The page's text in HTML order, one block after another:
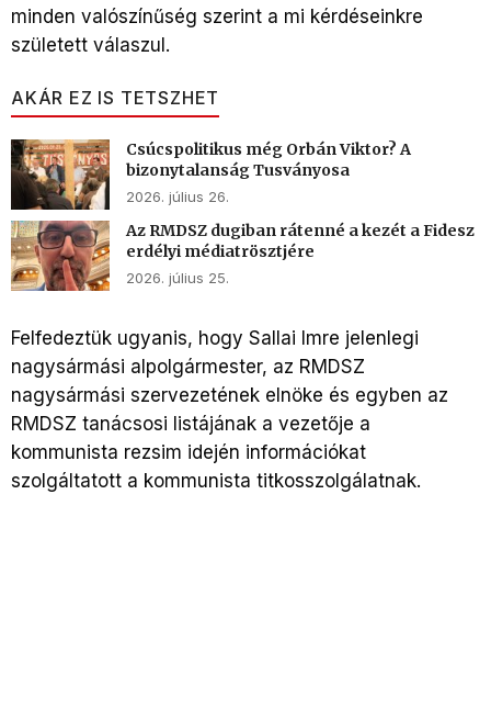
minden valószínűség szerint a mi kérdéseinkre
született válaszul.
AKÁR EZ IS TETSZHET
Csúcspolitikus még Orbán Viktor? A
bizonytalanság Tusványosa
2026. július 26.
Az RMDSZ dugiban rátenné a kezét a Fidesz
erdélyi médiatrösztjére
2026. július 25.
Felfedeztük ugyanis, hogy Sallai Imre jelenlegi
nagysármási alpolgármester, az RMDSZ
nagysármási szervezetének elnöke és egyben az
RMDSZ tanácsosi listájának a vezetője a
kommunista rezsim idején információkat
szolgáltatott a kommunista titkosszolgálatnak.